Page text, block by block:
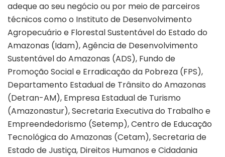
adeque ao seu negócio ou por meio de parceiros
técnicos como o Instituto de Desenvolvimento
Agropecuário e Florestal Sustentável do Estado do
Amazonas (Idam), Agência de Desenvolvimento
Sustentável do Amazonas (ADS), Fundo de
Promoção Social e Erradicação da Pobreza (FPS),
Departamento Estadual de Trânsito do Amazonas
(Detran-AM), Empresa Estadual de Turismo
(Amazonastur), Secretaria Executiva do Trabalho e
Empreendedorismo (Setemp), Centro de Educação
Tecnológica do Amazonas (Cetam), Secretaria de
Estado de Justiça, Direitos Humanos e Cidadania